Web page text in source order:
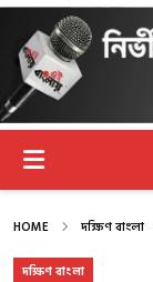
HOME দক্ষিণ বাংলা
দক্ষিণ বাংলা